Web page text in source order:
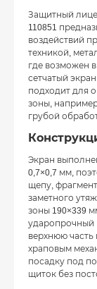
Защитный
110851
воздействий
техникой,
где возможен
сетчатый
подходит для
зоны,
грубой
Экран
0,7×0,7 мм,
щепу,
заметного
зоны 190×339
ударопрочный
верхнюю часть
храповым
посадку под
щиток без